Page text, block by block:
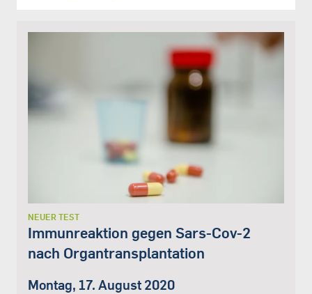
NEUER TEST
Immunreaktion gegen Sars-Cov-2
nach Organtransplantation
Montag, 17. August 2020